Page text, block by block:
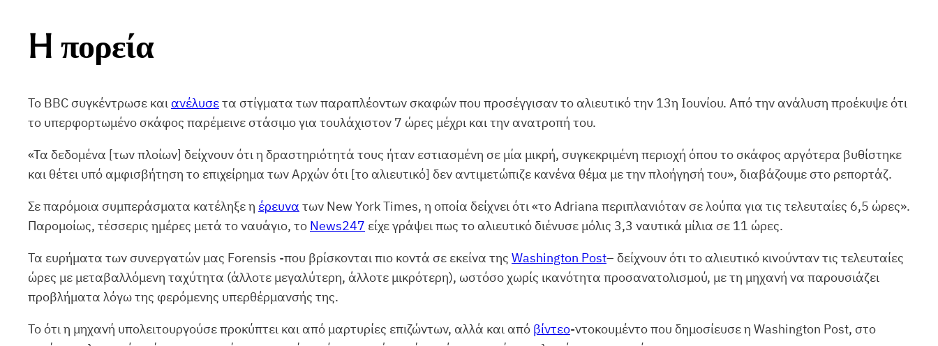
H πορεία
Το BBC συγκέντρωσε και ανέλυσετα στίγματα των παραπλέοντων σκαφών που προσέγγισαν το αλιευτικό την 13η Ιουνίου. Από την ανάλυση προέκυψε ότι
το υπερφορτωμένο σκάφος παρέμεινε στάσιμο για τουλάχιστον 7 ώρες μέχρι και την ανατροπή του.
«Τα δεδομένα [των πλοίων] δείχνουν ότι η δραστηριότητά τους ήταν εστιασμένη σε μία μικρή, συγκεκριμένη περιοχή όπου το σκάφος αργότερα βυθίστηκε
και θέτει υπό αμφισβήτηση το επιχείρημα των Αρχών ότι [το αλιευτικό] δεν αντιμετώπιζε κανένα θέμα με την πλοήγησή του», διαβάζουμε στο ρεπορτάζ.
Σε παρόμοια συμπεράσματα κατέληξε η έρευνα των New York Times, η οποία δείχνει ότι «το Adriana περιπλανιόταν σε λούπα για τις τελευταίες 6,5 ώρες».
Παρομοίως, τέσσερις ημέρες μετά το ναυάγιο, το News247 είχε γράψει πως το αλιευτικό διένυσε μόλις 3,3 ναυτικά μίλια σε 11 ώρες.
Τα ευρήματα των συνεργατών μας Forensis -που βρίσκονται πιο κοντά σε εκείνα της Washington Post– δείχνουν ότι το αλιευτικό κινούνταν τις τελευταίες
ώρες με μεταβαλλόμενη ταχύτητα (άλλοτε μεγαλύτερη, άλλοτε μικρότερη), ωστόσο χωρίς ικανότητα προσανατολισμού, με τη μηχανή να παρουσιάζει
προβλήματα λόγω της φερόμενης υπερθέρμανσής της.
Το ότι η μηχανή υπολειτουργούσε προκύπτει και από μαρτυρίες επιζώντων, αλλά και από βίντεο-ντοκουμέντο που δημοσίευσε η Washington Post, στο